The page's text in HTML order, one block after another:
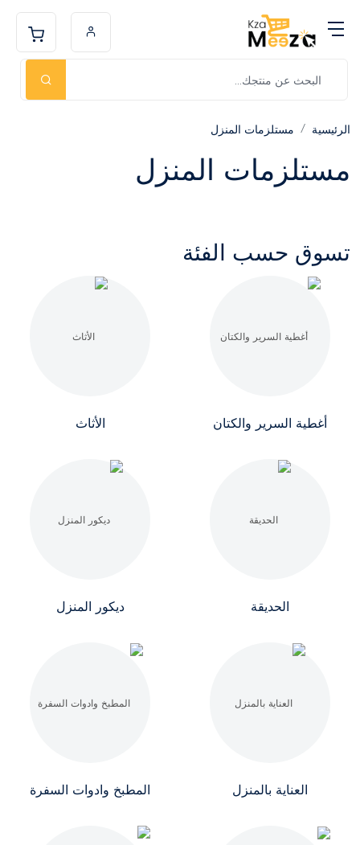
الرئيسية مستلزمات المنزل
مستلزمات المنزل
تسوق حسب الفئة
أغطية السرير والكتان الأثاث
الحديقة ديكور المنزل
العناية بالمنزل المطبخ وادوات السفرة